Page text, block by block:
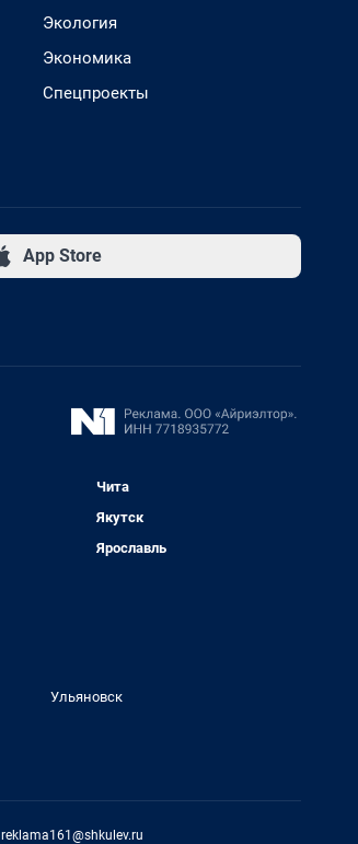
Экология
Экономика
Спецпроекты
App Store
Чита
Якутск
Ярославль
Ульяновск
reklama161@shkulev.ru